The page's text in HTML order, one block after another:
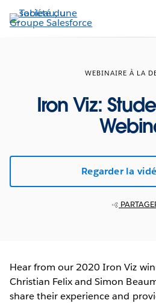
Aller
au
WEBINAIRE À LA
Iron Viz:
Regarder la
Hear from our 2020 Iron Viz
Christian Felix and Simon
share their experience and